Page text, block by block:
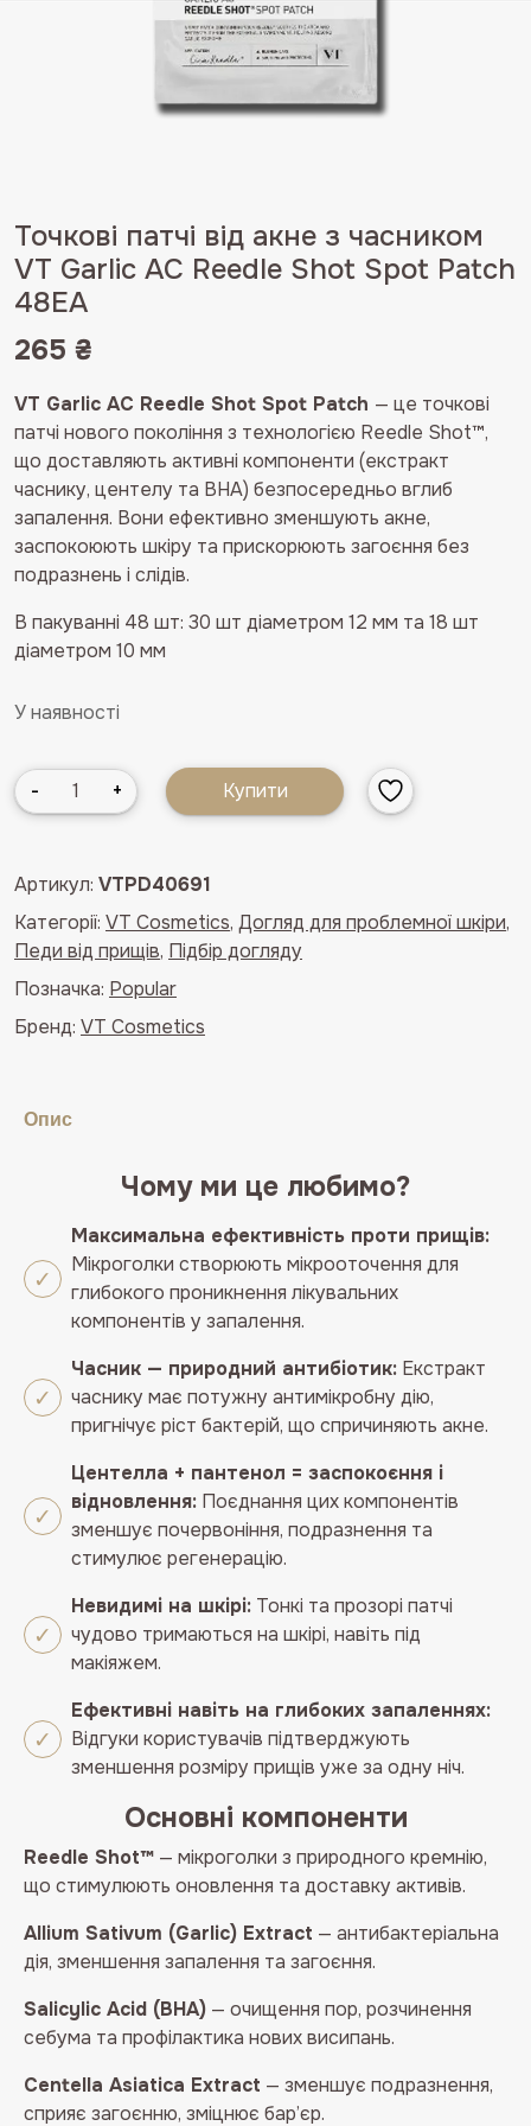
Точкові патчі від акне з часником
VT Garlic AC Reedle Shot Spot Patch
48EA
265 ₴
VT Garlic AC Reedle Shot Spot Patch — це точкові
патчі нового покоління з технологією Reedle Shot™,
що доставляють активні компоненти (екстракт
часнику, центелу та BHA) безпосередньо вглиб
запалення. Вони ефективно зменшують акне,
заспокоюють шкіру та прискорюють загоєння без
подразнень і слідів.
В пакуванні 48 шт: 30 шт діаметром 12 мм та 18 шт
діаметром 10 мм
У наявності
Точкові
патчі
з
часником
VT
Garlic
Reedle
Patch
- + Купити
Артикул: VTPD40691
Категорії: VT Cosmetics, Догляд для проблемної шкіри,
Педи від прищів, Підбір догляду
Позначка: Popular
Бренд: VT Cosmetics
Опис
Чому ми це любимо?
Максимальна ефективність проти прищів:
Мікроголки створюють мікрооточення для
глибокого проникнення лікувальних
компонентів у запалення.
Часник — природний антибіотик: Екстракт
часнику має потужну антимікробну дію,
пригнічує ріст бактерій, що спричиняють акне.
Центелла + пантенол = заспокоєння і
відновлення: Поєднання цих компонентів
зменшує почервоніння, подразнення та
стимулює регенерацію.
Невидимі на шкірі: Тонкі та прозорі патчі
чудово тримаються на шкірі, навіть під
макіяжем.
Ефективні навіть на глибоких запаленнях:
Відгуки користувачів підтверджують
зменшення розміру прищів уже за одну ніч.
Основні компоненти
Reedle Shot™ — мікроголки з природного кремнію,
що стимулюють оновлення та доставку активів.
Allium Sativum (Garlic) Extract — антибактеріальна
дія, зменшення запалення та загоєння.
Salicylic Acid (BHA) — очищення пор, розчинення
себума та профілактика нових висипань.
Centella Asiatica Extract — зменшує подразнення,
сприяє загоєнню, зміцнює бар’єр.